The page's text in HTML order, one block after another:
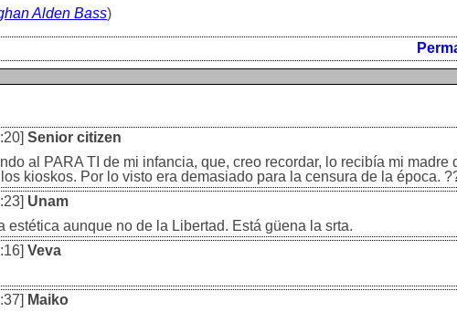
Alden Bass)
Senior citizen
al PARA TI de mi infancia, que, creo recordar, lo recibía mi madre
kioskos. Por lo visto era demasiado para la censura de la época.
Unam
estética aunque no de la Libertad. Está güena la srta.
Veva
Maiko